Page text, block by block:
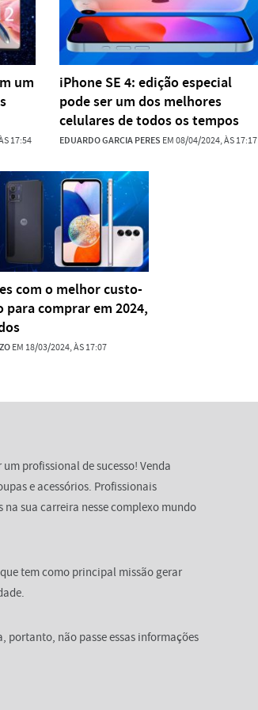
um
17:54
iPhone SE 4: edição especial
pode ser um dos melhores
celulares de todos os tempos
EDUARDO GARCIA PERES EM 08/04/2024, ÀS 17:17
com o melhor custo-
para comprar em 2024,
EM 18/03/2024, ÀS 17:07
profissional de sucesso! Venda
e acessórios. Profissionais
sua carreira nesse complexo mundo
tem como principal missão gerar
portanto, não passe essas informações